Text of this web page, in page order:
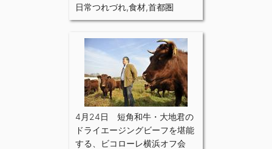
日常つれづれ,食材,首都圏
4月24日 短角和牛・大地君の
ドライエージングビーフを堪能
する、ビコローレ横浜オフ会